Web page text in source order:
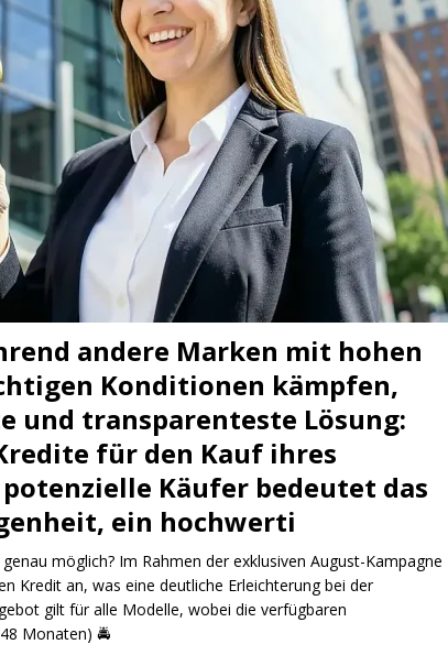
andere Marken mit hohen
Konditionen kämpfen,
und transparenteste Lösung:
für den Kauf ihres
Käufer bedeutet das
ein hochwerti
möglich? Im Rahmen der exklusiven August-Kampagne
Kredit an, was eine deutliche Erleichterung bei der
gilt für alle Modelle, wobei die verfügbaren
Monaten) 🚔